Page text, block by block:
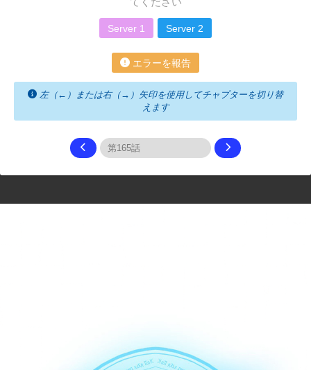
Server 1 Server 2
エラーを報告
左（←）または右（→）矢印を使用してチャプターを切り替
えます